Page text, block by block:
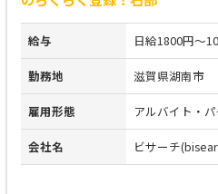
給与 日給1800円～
勤務地 滋賀県湖南市
雇用形態 アルバイト・
会社名 ビサーチ